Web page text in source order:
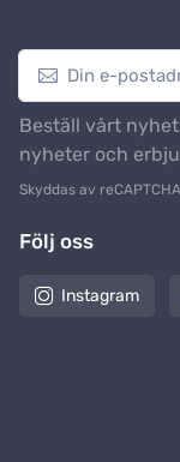
Beställ vårt
nyheter och
Skyddas av
Följ oss
Instagram